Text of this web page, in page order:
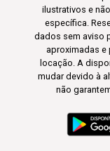
ilustrativos e
específica.
dados sem aviso
aproximadas e
locação. A
mudar devido à
não